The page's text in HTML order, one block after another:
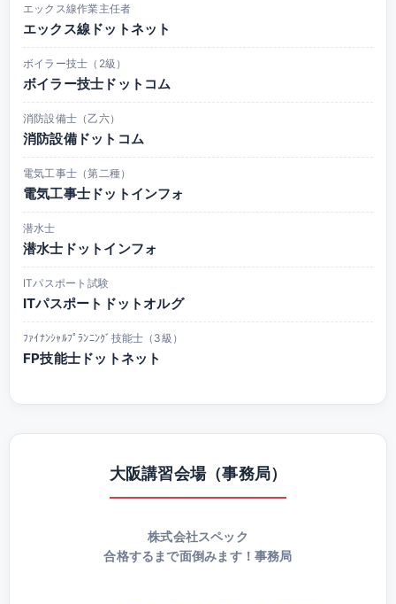
エックス線作業主任者
エックス線ドットネット
ボイラー技士（2級）
ボイラー技士ドットコム
消防設備士（乙六）
消防設備ドットコム
電気工事士（第二種）
電気工事士ドットインフォ
潜水士
潜水士ドットインフォ
ITパスポート試験
ITパスポートドットオルグ
ﾌｧｲﾅﾝｼｬﾙﾌﾟﾗﾝﾆﾝｸﾞ技能士（3級）
FP技能士ドットネット
大阪講習会場（事務局）
株式会社スペック
合格するまで面倒みます！事務局